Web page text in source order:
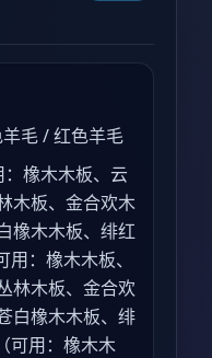
毛 / 红色羊毛
橡木木板、云
木板、金合欢木
橡木木板、绯红
：橡木木板、
林木板、金合欢
白橡木木板、绯
可用：橡木木